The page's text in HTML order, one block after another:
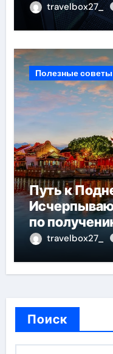
travelbox27_
Полезные советы
Путь к
по
travelbox27_
Поиск